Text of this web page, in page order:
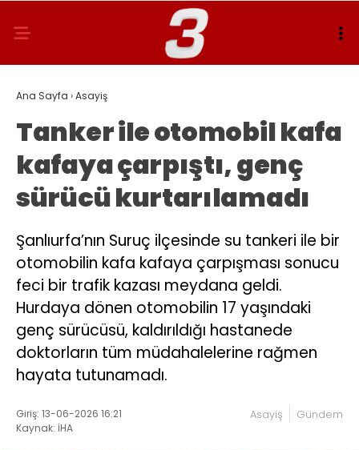
Ana Sayfa ›Asayiş
Tanker ile otomobil kafa
kafaya çarpıştı, genç
sürücü kurtarılamadı
Şanlıurfa’nın Suruç ilçesinde su tankeri ile bir
otomobilin kafa kafaya çarpışması sonucu
feci bir trafik kazası meydana geldi.
Hurdaya dönen otomobilin 17 yaşındaki
genç sürücüsü, kaldırıldığı hastanede
doktorların tüm müdahalelerine rağmen
hayata tutunamadı.
Giriş: 13-06-2026 16:21
Kaynak: İHA
Asayiş Gündem